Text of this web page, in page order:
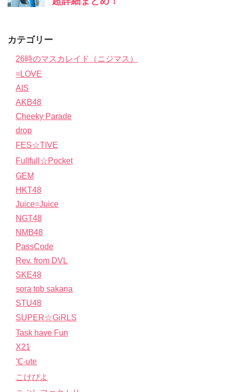
カテゴリー
26時のマスカレイド（ニジマス）
=LOVE
AIS
AKB48
Cheeky Parade
drop
FES☆TIVE
Fullfull☆Pocket
GEM
HKT48
Juice=Juice
NGT48
NMB48
PassCode
Rev. from DVL
SKE48
sora tob sakana
STU48
SUPER☆GiRLS
Task have Fun
X21
℃-ute
こけぴよ